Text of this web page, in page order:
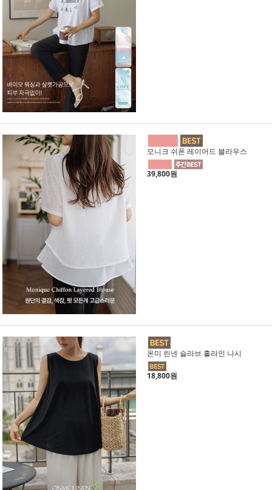
모니크 쉬폰 레이어드 블라우스
39,800원
온미 린넨 슬라브 훌라인 나시
18,800원